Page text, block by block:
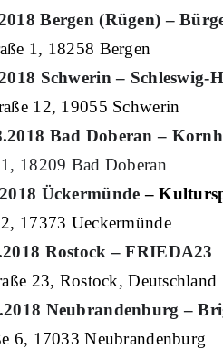
Bergen (Rügen) –
1, 18258 Bergen
Schwerin –
1 2, 19055 Schwerin
.2018 Bad Doberan –
18209 Bad Doberan
Ückermünde –
17373 Ueckermünde
Rostock – FRIEDA23
23, Rostock, Deutschland
.2018 Neubrandenburg –
6, 17033 Neubrandenburg